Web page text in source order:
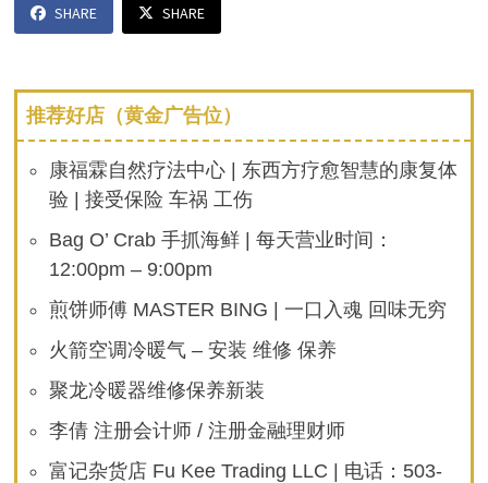
SHARE SHARE
推荐好店（黄金广告位）
康福霖自然疗法中心 | 东西方疗愈智慧的康复体
验 | 接受保险 车祸 工伤
Bag O’ Crab 手抓海鲜 | 每天营业时间：
12:00pm – 9:00pm
煎饼师傅 MASTER BING | 一口入魂 回味无穷
火箭空调冷暖气 – 安装 维修 保养
聚龙冷暖器维修保养新装
李倩 注册会计师 / 注册金融理财师
富记杂货店 Fu Kee Trading LLC | 电话：503-